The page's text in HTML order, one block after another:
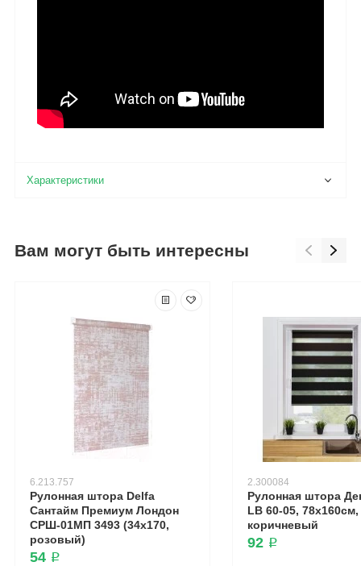
Вам могут быть интересны
6.213.757
Рулонная штора Delfa
Сантайм Премиум Лондон
СРШ-01МП 3493 (34x170,
розовый)
54 ₽
2.300084
Рулонная штора
LB 60-05, 78х160см,
коричневый
92 ₽